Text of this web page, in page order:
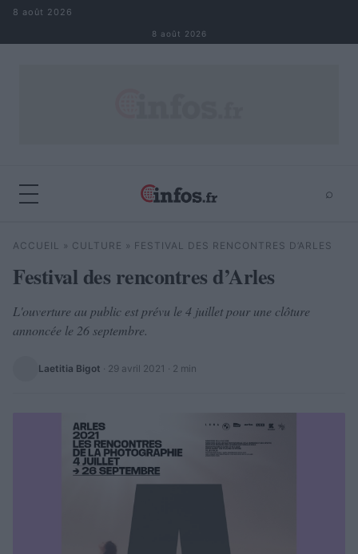
Aller au contenu
8 août 2026
8 août 2026
⌕
Rechercher ⌕ ×
ACCUEIL » CULTURE » FESTIVAL DES RENCONTRES D’ARLES
Festival des rencontres d’Arles
L'ouverture au public est prévu le 4 juillet pour une clôture
annoncée le 26 septembre.
Laetitia Bigot · 29 avril 2021 · 2 min